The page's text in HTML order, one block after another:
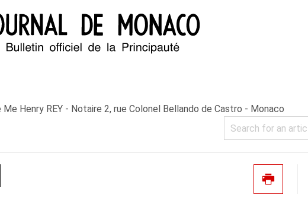
Henry REY - Notaire 2, rue Colonel Bellando de Castro - Monaco